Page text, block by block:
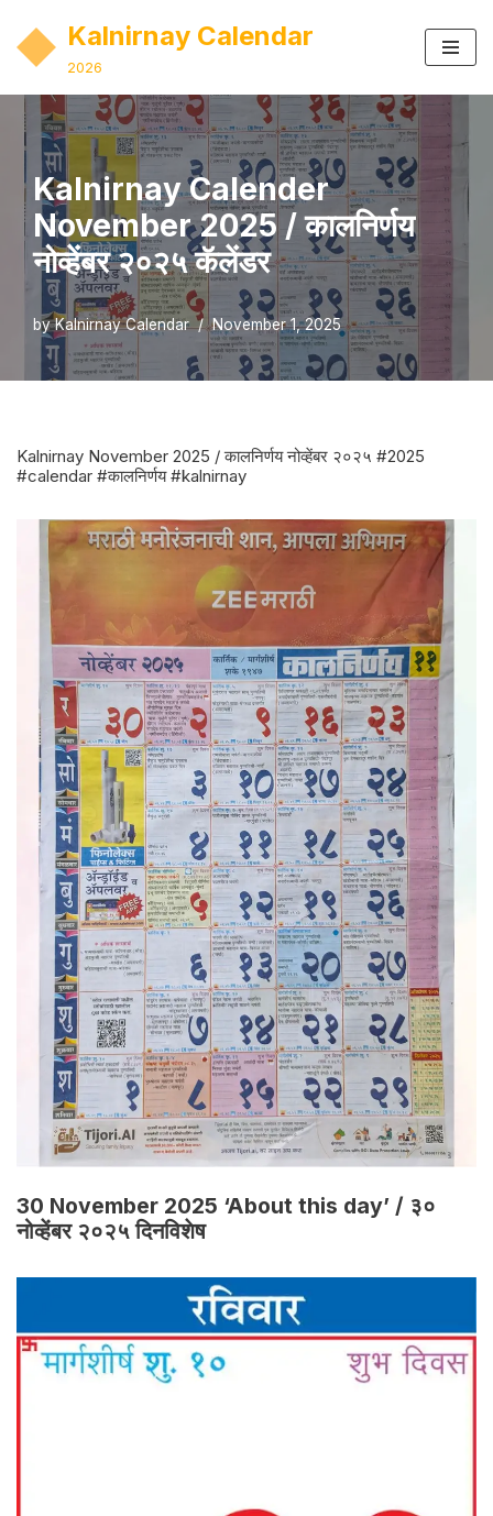
Skip
content
Kalnirnay Calendar
2026
Kalnirnay Calender
November 2025 / कालनिर्णय
नोव्हेंबर २०२५ कॅलेंडर
byKalnirnay Calendar November 1, 2025
Kalnirnay November 2025 / कालनिर्णय नोव्हेंबर २०२५ #2025
#calendar #कालनिर्णय #kalnirnay
30 November 2025 ‘About this day’ / ३०
नोव्हेंबर २०२५ दिनविशेष